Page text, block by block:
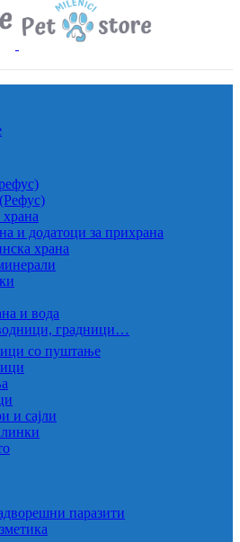
и додатоци за прихрана
храна
и вода
градници…
со пуштање
и сајли
паразити